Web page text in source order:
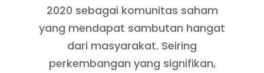
2020 sebagai komunitas saham
yang mendapat sambutan hangat
dari masyarakat. Seiring
perkembangan yang signifikan,